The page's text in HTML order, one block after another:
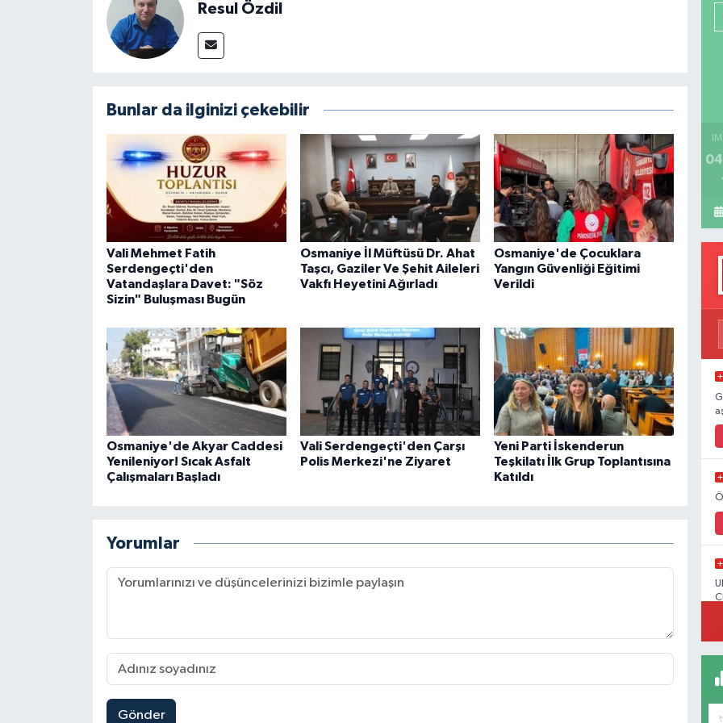
Resul Özdil
Bunlar da ilginizi çekebilir
Vali Mehmet Fatih
Serdengeçti'den
Vatandaşlara Davet: "Söz
Sizin" Buluşması Bugün
Osmaniye İl Müftüsü Dr. Ahat
Taşcı, Gaziler Ve Şehit Aileleri
Vakfı Heyetini Ağırladı
Osmaniye'de Çocuklara
Yangın Güvenliği Eğitimi
Verildi
Osmaniye'de Akyar Caddesi
Yenileniyor! Sıcak Asfalt
Çalışmaları Başladı
Vali Serdengeçti'den Çarşı
Polis Merkezi'ne Ziyaret
Yeni Parti İskenderun
Teşkilatı İlk Grup Toplantısına
Katıldı
Yorumlar
Gönder